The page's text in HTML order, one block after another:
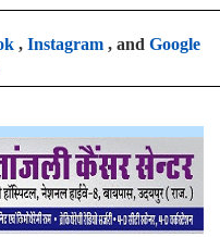
, Instagram, and Google